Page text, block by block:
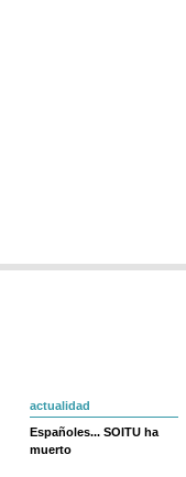
actualidad
Españoles... SOITU ha
muerto